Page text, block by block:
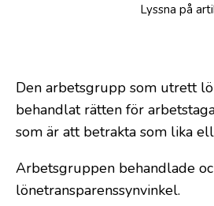
Lyssna på
​Den arbetsgrupp som utrett
behandlat rätten för
som är att betrakta som lika
Arbetsgruppen behandlade
lönetransparenssynvinkel.